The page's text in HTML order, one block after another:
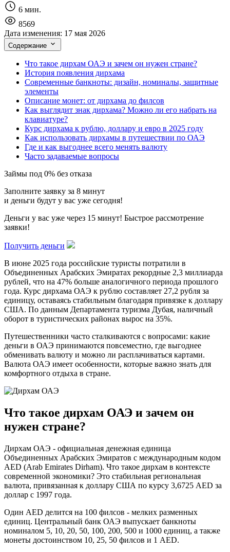
6 мин.
8569
Дата изменения: 17 мая 2026
Содержание
Что такое дирхам ОАЭ и зачем он нужен стране?
История появления дирхама
Современные банкноты: дизайн, номиналы, защитные
элементы
Описание монет: от дирхама до филсов
Как выглядит знак дирхама? Можно ли его набрать на
клавиатуре?
Курс дирхама к рублю, доллару и евро в 2025 году
Как использовать дирхамы в путешествии по ОАЭ
Где и как выгоднее всего менять валюту
Часто задаваемые вопросы
Займы под 0% без отказа
Заполните заявку за 8 минут
и деньги будут у вас уже сегодня!
Деньги у вас уже через 15 минут! Быстрое рассмотрение
заявки!
Получить деньги
В июне 2025 года российские туристы потратили в
Объединенных Арабских Эмиратах рекордные 2,3 миллиарда
рублей, что на 47% больше аналогичного периода прошлого
года. Курс дирхама ОАЭ к рублю составляет 27,2 рубля за
единицу, оставаясь стабильным благодаря привязке к доллару
США. По данным Департамента туризма Дубая, наличный
оборот в туристических районах вырос на 35%.
Путешественники часто сталкиваются с вопросами: какие
деньги в ОАЭ принимаются повсеместно, где выгоднее
обменивать валюту и можно ли расплачиваться картами.
Валюта ОАЭ имеет особенности, которые важно знать для
комфортного отдыха в стране.
Что такое дирхам ОАЭ и зачем он
нужен стране?
Дирхам ОАЭ - официальная денежная единица
Объединенных Арабских Эмиратов с международным кодом
AED (Arab Emirates Dirham). Что такое дирхам в контексте
современной экономики? Это стабильная региональная
валюта, привязанная к доллару США по курсу 3,6725 AED за
доллар с 1997 года.
Один AED делится на 100 филсов - мелких разменных
единиц. Центральный банк ОАЭ выпускает банкноты
номиналом 5, 10, 20, 50, 100, 200, 500 и 1000 единиц, а также
монеты достоинством 10, 25, 50 филсов и 1 AED.